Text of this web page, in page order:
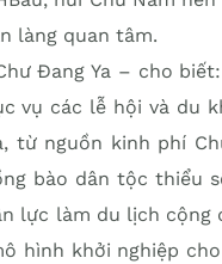
làng quan tâm.
Đang Ya – cho
vụ các lễ hội và du
từ nguồn kinh phí
bào dân tộc thiểu
lực làm du lịch cộng
hình khởi nghiệp